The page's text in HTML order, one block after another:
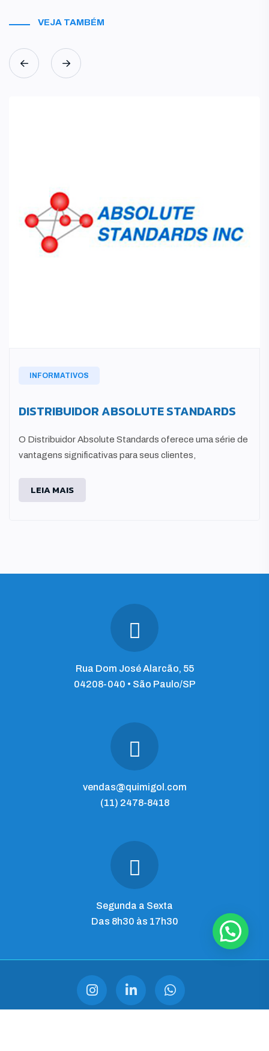
VEJA TAMBÉM
INFORMATIVOS
DISTRIBUIDOR ABSOLUTE STANDARDS
O Distribuidor Absolute Standards oferece uma série de
vantagens significativas para seus clientes,
LEIA MAIS
Rua Dom José Alarcão, 55
04208-040 • São Paulo/SP
vendas@quimigol.com
(11) 2478-8418
Segunda a Sexta
Das 8h30 às 17h30